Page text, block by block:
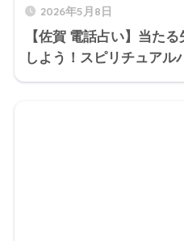
2026年5月8日
【佐賀 電話占い】当た
しよう！スピリチュアル